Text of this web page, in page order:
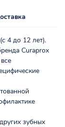
4 до 12 лет).
Curaprox
зубных